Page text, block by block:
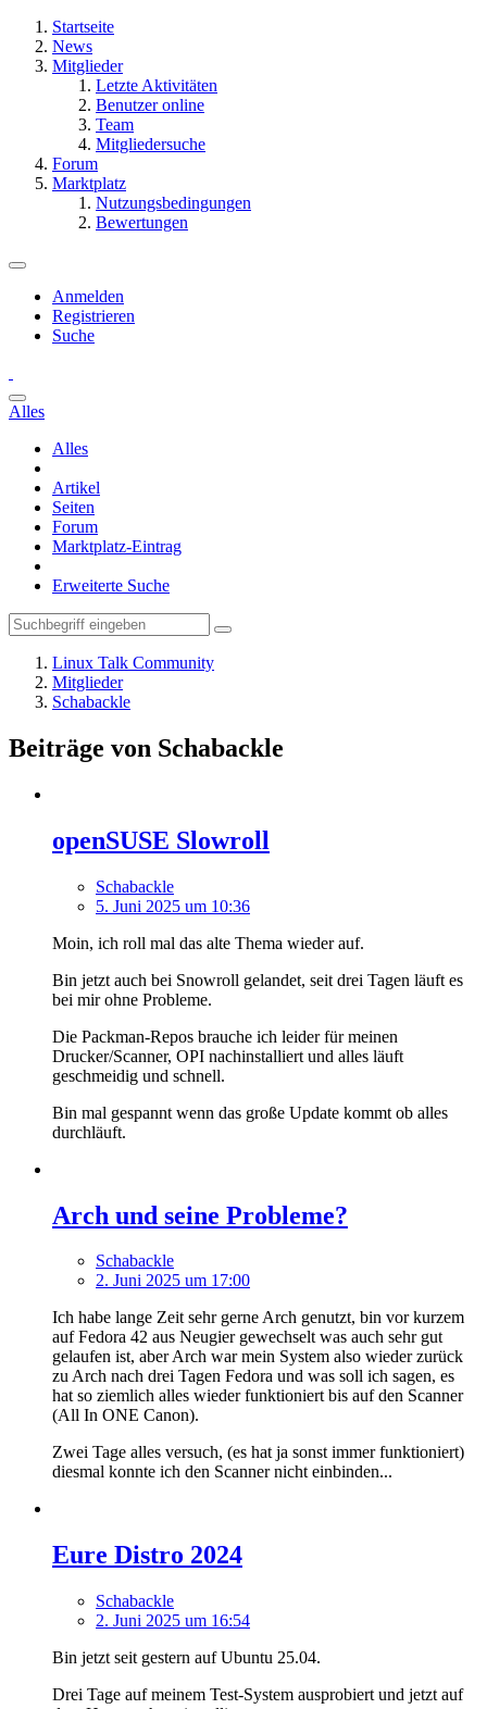
Startseite
News
Mitglieder
Letzte Aktivitäten
Benutzer online
Team
Mitgliedersuche
Forum
Marktplatz
Nutzungsbedingungen
Bewertungen
Anmelden
Registrieren
Suche
Alles
Alles
Artikel
Seiten
Forum
Marktplatz-Eintrag
Erweiterte Suche
Linux Talk Community
Mitglieder
Schabackle
Beiträge von Schabackle
openSUSE Slowroll
Schabackle
5. Juni 2025 um 10:36
Moin, ich roll mal das alte Thema wieder auf.
Bin jetzt auch bei Snowroll gelandet, seit drei Tagen läuft es
bei mir ohne Probleme.
Die Packman-Repos brauche ich leider für meinen
Drucker/Scanner, OPI nachinstalliert und alles läuft
geschmeidig und schnell.
Bin mal gespannt wenn das große Update kommt ob alles
durchläuft.
Arch und seine Probleme?
Schabackle
2. Juni 2025 um 17:00
Ich habe lange Zeit sehr gerne Arch genutzt, bin vor kurzem
auf Fedora 42 aus Neugier gewechselt was auch sehr gut
gelaufen ist, aber Arch war mein System also wieder zurück
zu Arch nach drei Tagen Fedora und was soll ich sagen, es
hat so ziemlich alles wieder funktioniert bis auf den Scanner
(All In ONE Canon).
Zwei Tage alles versuch, (es hat ja sonst immer funktioniert)
diesmal konnte ich den Scanner nicht einbinden...
Eure Distro 2024
Schabackle
2. Juni 2025 um 16:54
Bin jetzt seit gestern auf Ubuntu 25.04.
Drei Tage auf meinem Test-System ausprobiert und jetzt auf